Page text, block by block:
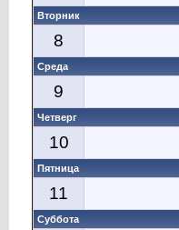
Вторник
8
Среда
9
Четверг
10
Пятница
11
Суббота